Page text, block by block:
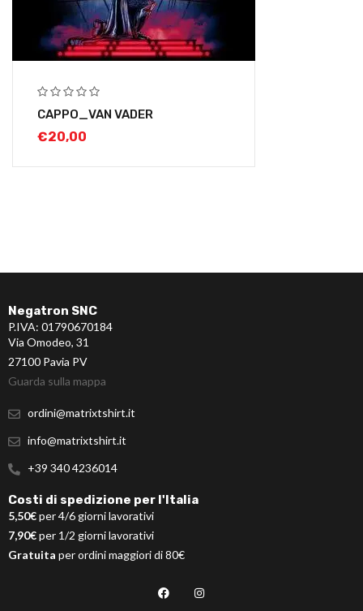
CAPPO_VAN VADER
€20,00
Negatron SNC
P.IVA: 01790670184
Via Omodeo, 31
27100 Pavia PV
Guarda sulla mappa
ordini@matrixtshirt.it
info@matrixtshirt.it
+39 340 4236014
Costi di spedizione per l'Italia
5,50€per 4/6 giorni lavorativi
7,90€per 1/2 giorni lavorativi
Gratuita per ordini maggiori di 80€